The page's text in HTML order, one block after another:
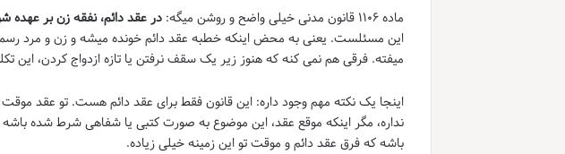
ماده ۱۱۰۶ قانون مدنی خیلی واضح و روشن میگه: در عقد دائم، نفقه زن بر
این مسئلست. یعنی به محض اینکه خطبه عقد دائم خونده میشه و زن و مرد
میفته. فرقی هم نمی کنه که هنوز زیر یک سقف نرفتن یا تازه ازدواج کردن، این
اینجا یک نکته مهم وجود داره: این قانون فقط برای عقد دائم هست. تو عقد
نداره، مگر اینکه موقع عقد، این موضوع به صورت کتبی یا شفاهی شرط شده
باشه که فرق عقد دائم و موقت تو این زمینه خیلی زیاده.